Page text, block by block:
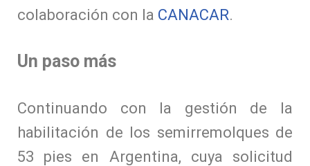
colaboración con la CANACAR.
Un paso más
Continuando con la gestión de la
habilitación de los semirremolques de
53 pies en Argentina, cuya solicitud